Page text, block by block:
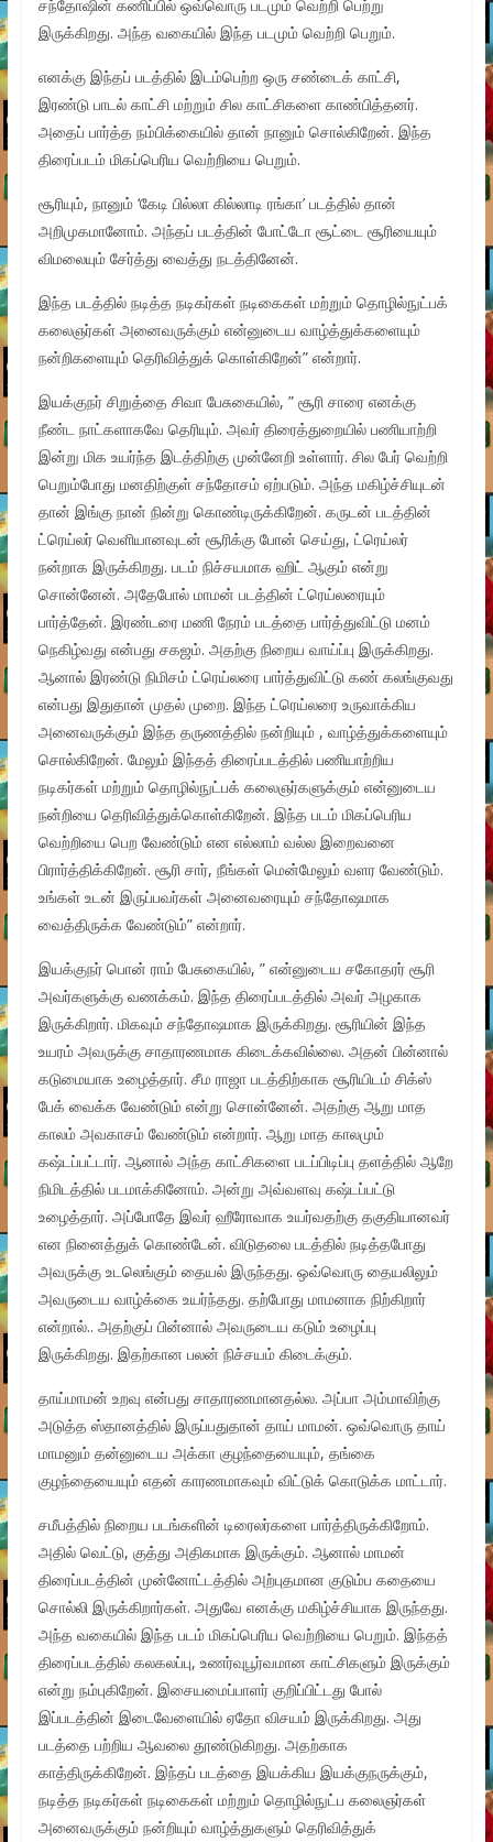
சந்தோஷின் கணிப்பில் ஒவ்வொரு படமும் வெற்றி பெற்று
இருக்கிறது. அந்த வகையில் இந்த படமும் வெற்றி பெறும்.
எனக்கு இந்தப் படத்தில் இடம்பெற்ற ஒரு சண்டைக் காட்சி,
இரண்டு பாடல் காட்சி மற்றும் சில காட்சிகளை காண்பித்தனர்.
அதைப் பார்த்த நம்பிக்கையில் தான் நானும் சொல்கிறேன். இந்த
திரைப்படம் மிகப்பெரிய வெற்றியை பெறும்.
சூரியும், நானும் ‘கேடி பில்லா கில்லாடி ரங்கா’ படத்தில் தான்
அறிமுகமானோம். அந்தப் படத்தின் போட்டோ சூட்டை சூரியையும்
விமலையும் சேர்த்து வைத்து நடத்தினேன்.
இந்த படத்தில் நடித்த நடிகர்கள் நடிகைகள் மற்றும் தொழில்நுட்பக்
கலைஞர்கள் அனைவருக்கும் என்னுடைய வாழ்த்துக்களையும்
நன்றிகளையும் தெரிவித்துக் கொள்கிறேன்” என்றார்.
இயக்குநர் சிறுத்தை சிவா பேசுகையில், ” சூரி சாரை எனக்கு
நீண்ட நாட்களாகவே தெரியும். அவர் திரைத்துறையில் பணியாற்றி
இன்று மிக உயர்ந்த இடத்திற்கு முன்னேறி உள்ளார். சில பேர் வெற்றி
பெறும்போது மனதிற்குள் சந்தோசம் ஏற்படும். அந்த மகிழ்ச்சியுடன்
தான் இங்கு நான் நின்று கொண்டிருக்கிறேன். கருடன் படத்தின்
ட்ரெய்லர் வெளியானவுடன் சூரிக்கு போன் செய்து, ட்ரெய்லர்
நன்றாக இருக்கிறது. படம் நிச்சயமாக ஹிட் ஆகும் என்று
சொன்னேன். அதேபோல் மாமன் படத்தின் ட்ரெய்லரையும்
பார்த்தேன். இரண்டரை மணி நேரம் படத்தை பார்த்துவிட்டு மனம்
நெகிழ்வது என்பது சகஜம். அதற்கு நிறைய வாய்ப்பு இருக்கிறது.
ஆனால் இரண்டு நிமிசம் ட்ரெய்லரை பார்த்துவிட்டு கண் கலங்குவது
என்பது இதுதான் முதல் முறை. இந்த ட்ரெய்லரை உருவாக்கிய
அனைவருக்கும் இந்த தருணத்தில் நன்றியும் , வாழ்த்துக்களையும்
சொல்கிறேன்.‌ மேலும் இந்தத் திரைப்படத்தில் பணியாற்றிய
நடிகர்கள் மற்றும் தொழில்நுட்பக் கலைஞர்களுக்கும் என்னுடைய
நன்றியை தெரிவித்துக்கொள்கிறேன். இந்த படம் மிகப்பெரிய
வெற்றியை பெற வேண்டும் என எல்லாம் வல்ல இறைவனை
பிரார்த்திக்கிறேன். சூரி சார், நீங்கள் மென்மேலும் வளர வேண்டும்.
உங்கள் உடன் இருப்பவர்கள் அனைவரையும் சந்தோஷமாக
வைத்திருக்க வேண்டும்” என்றார்.
இயக்குநர் பொன் ராம் பேசுகையில், ” என்னுடைய சகோதரர் சூரி
அவர்களுக்கு வணக்கம். இந்த திரைப்படத்தில் அவர் அழகாக
இருக்கிறார். மிகவும் சந்தோஷமாக இருக்கிறது. சூரியின் இந்த
உயரம் அவருக்கு சாதாரணமாக கிடைக்கவில்லை. அதன் பின்னால்
கடுமையாக உழைத்தார். சீம ராஜா படத்திற்காக சூரியிடம் சிக்ஸ்
பேக் வைக்க வேண்டும் என்று சொன்னேன். அதற்கு ஆறு மாத
காலம் அவகாசம் வேண்டும் என்றார். ஆறு மாத காலமும்
கஷ்டப்பட்டார். ஆனால் அந்த காட்சிகளை படப்பிடிப்பு தளத்தில் ஆறே
நிமிடத்தில் படமாக்கினோம். அன்று அவ்வளவு கஷ்டப்பட்டு
உழைத்தார். அப்போதே இவர் ஹீரோவாக உயர்வதற்கு தகுதியானவர்
என நினைத்துக் கொண்டேன். விடுதலை படத்தில் நடித்தபோது
அவருக்கு உடலெங்கும் தையல் இருந்தது. ஒவ்வொரு தையலிலும்
அவருடைய வாழ்க்கை உயர்ந்தது. தற்போது மாமனாக நிற்கிறார்
என்றால்.. அதற்குப் பின்னால் அவருடைய கடும் உழைப்பு
இருக்கிறது. இதற்கான பலன் நிச்சயம் கிடைக்கும்.
தாய்மாமன் உறவு என்பது சாதாரணமானதல்ல. அப்பா அம்மாவிற்கு
அடுத்த ஸ்தானத்தில் இருப்பதுதான் தாய் மாமன். ஒவ்வொரு தாய்
மாமனும் தன்னுடைய அக்கா குழந்தையையும், தங்கை
குழந்தையையும் எதன் காரணமாகவும் விட்டுக் கொடுக்க மாட்டார்.
சமீபத்தில் நிறைய படங்களின் டிரைலர்களை பார்த்திருக்கிறோம்.
அதில் வெட்டு, குத்து அதிகமாக இருக்கும். ஆனால் மாமன்
திரைப்படத்தின் முன்னோட்டத்தில் அற்புதமான குடும்ப கதையை
சொல்லி இருக்கிறார்கள். அதுவே எனக்கு மகிழ்ச்சியாக இருந்தது.
அந்த வகையில் இந்த படம் மிகப்பெரிய வெற்றியை பெறும். இந்தத்
திரைப்படத்தில் கலகலப்பு, உணர்வுபூர்வமான காட்சிகளும் இருக்கும்
என்று நம்புகிறேன். இசையமைப்பாளர் குறிப்பிட்டது போல்
இப்படத்தின் இடைவேளையில் ஏதோ விசயம் இருக்கிறது. அது
படத்தை பற்றிய ஆவலை தூண்டுகிறது. அதற்காக
காத்திருக்கிறேன். இந்தப் படத்தை இயக்கிய இயக்குநருக்கும்,
நடித்த நடிகர்கள் நடிகைகள் மற்றும் தொழில்நுட்ப கலைஞர்கள்
அனைவருக்கும் நன்றியும் வாழ்த்துகளும் தெரிவித்துக்